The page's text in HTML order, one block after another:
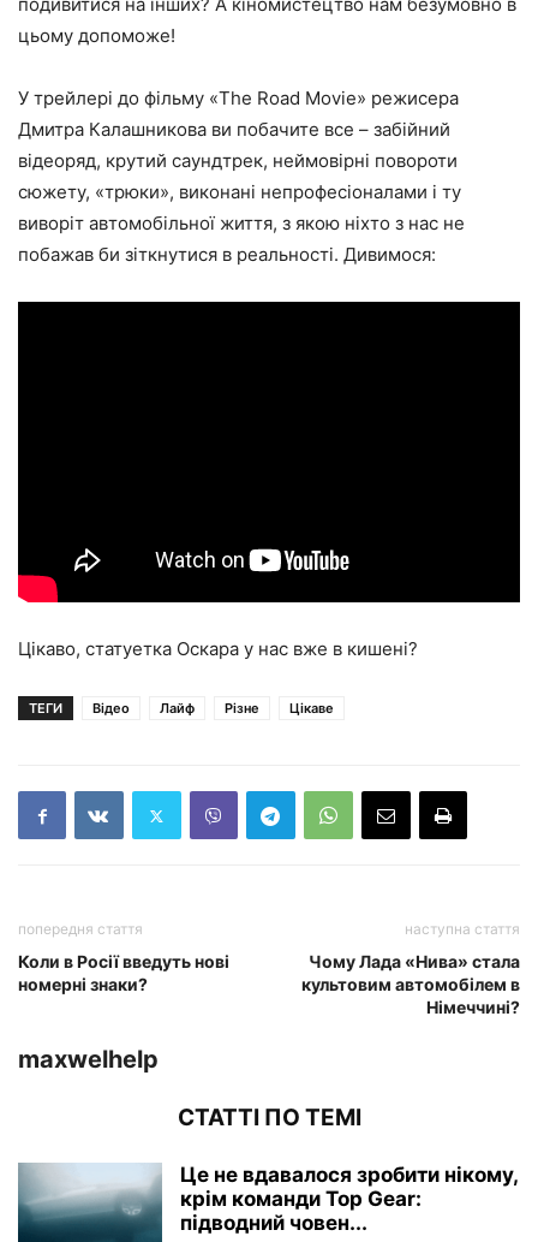
цьому допоможе!
У трейлері до фільму «The Road Movie» режисера
Дмитра Калашникова ви побачите все – забійний
відеоряд, крутий саундтрек, неймовірні повороти
сюжету, «трюки», виконані непрофесіоналами і ту
виворіт автомобільної життя, з якою ніхто з нас не
побажав би зіткнутися в реальності. Дивимося:
Цікаво, статуетка Оскара у нас вже в кишені?
ТЕГИ Відео Лайф Різне Цікаве
попередня стаття
Коли в Росії введуть нові
номерні знаки?
наступна стаття
Чому Лада «Нива» стала
культовим автомобілем в
Німеччині?
maxwelhelp
СТАТТІ ПО ТЕМІ
Це не вдавалося зробити нікому,
крім команди Top Gear:
підводний човен...